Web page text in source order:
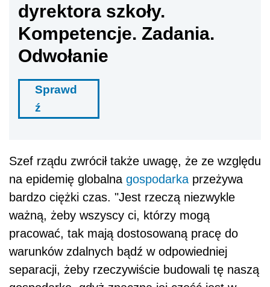
dyrektora szkoły.
Kompetencje. Zadania.
Odwołanie
Sprawd
ź
Szef rządu zwrócił także uwagę, że ze względu
na epidemię globalna gospodarka przeżywa
bardzo ciężki czas. "Jest rzeczą niezwykle
ważną, żeby wszyscy ci, którzy mogą
pracować, tak mają dostosowaną pracę do
warunków zdalnych bądź w odpowiedniej
separacji, żeby rzeczywiście budowali tę naszą